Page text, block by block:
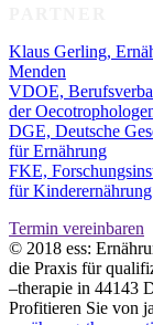
Klaus Gerling,
Menden
VDOE,
der
DGE, Deutsche
für Ernährung
FKE,
für Kinderernährung
Termin vereinbaren
© 2018 ess:
die Praxis für
–therapie in 44143
Profitieren Sie von